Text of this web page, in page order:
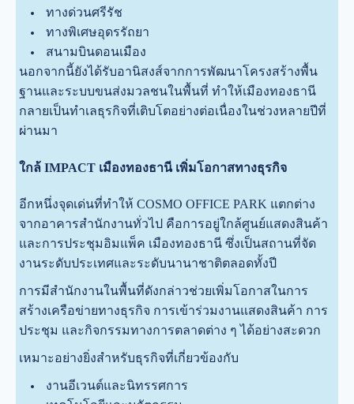
ทางด่วนศรีรัช
ทางพิเศษอุดรรัถยา
สนามบินดอนเมือง
นอกจากนี้ยังได้รับอานิสงส์จากการพัฒนาโครงสร้างพื้น
ฐานและระบบขนส่งมวลชนในพื้นที่ ทำให้เมืองทองธานี
กลายเป็นทำเลธุรกิจที่เติบโตอย่างต่อเนื่องในช่วงหลายปีที่
ผ่านมา
ใกล้ IMPACT เมืองทองธานี เพิ่มโอกาสทางธุรกิจ
อีกหนึ่งจุดเด่นที่ทำให้ COSMO OFFICE PARK แตกต่าง
จากอาคารสำนักงานทั่วไป คือการอยู่ใกล้ศูนย์แสดงสินค้า
และการประชุมอิมแพ็ค เมืองทองธานี ซึ่งเป็นสถานที่จัด
งานระดับประเทศและระดับนานาชาติตลอดทั้งปี
การมีสำนักงานในพื้นที่ดังกล่าวช่วยเพิ่มโอกาสในการ
สร้างเครือข่ายทางธุรกิจ การเข้าร่วมงานแสดงสินค้า การ
ประชุม และกิจกรรมทางการตลาดต่าง ๆ ได้อย่างสะดวก
เหมาะอย่างยิ่งสำหรับธุรกิจที่เกี่ยวข้องกับ
งานอีเวนต์และนิทรรศการ